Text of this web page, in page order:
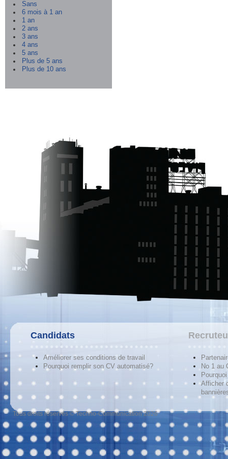
Sans
6 mois à 1 an
1 an
2 ans
3 ans
4 ans
5 ans
Plus de 5 ans
Plus de 10 ans
Candidats
Améliorer ses conditions de travail
Pourquoi remplir son CV automatisé?
No 1 au
Afficher
Tous droits réservés © Techno-Communication 2026